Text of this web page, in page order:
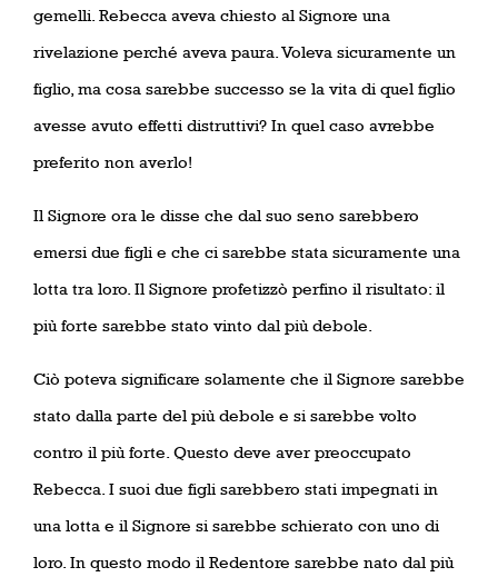
gemelli. Rebecca aveva chiesto al Signore una
rivelazione perché aveva paura. Voleva sicuramente un
figlio, ma cosa sarebbe successo se la vita di quel figlio
avesse avuto effetti distruttivi? In quel caso avrebbe
preferito non averlo!
Il Signore ora le disse che dal suo seno sarebbero
emersi due figli e che ci sarebbe stata sicuramente una
lotta tra loro. Il Signore profetizzò perfino il risultato: il
più forte sarebbe stato vinto dal più debole.
Ciò poteva significare solamente che il Signore sarebbe
stato dalla parte del più debole e si sarebbe volto
contro il più forte. Questo deve aver preoccupato
Rebecca. I suoi due figli sarebbero stati impegnati in
una lotta e il Signore si sarebbe schierato con uno di
loro. In questo modo il Redentore sarebbe nato dal più